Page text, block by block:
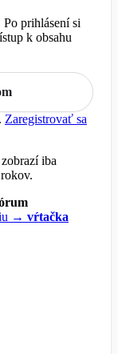
prihlásení si
k obsahu
Zaregistrovať sa
iba
→ vŕtačka